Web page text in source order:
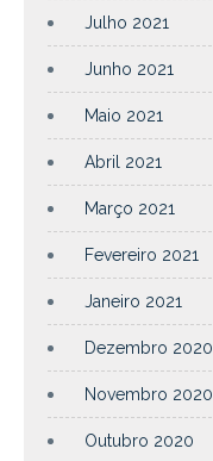
Julho 2021
Junho 2021
Maio 2021
Abril 2021
Março 2021
Fevereiro 2021
Janeiro 2021
Dezembro 2020
Novembro 2020
Outubro 2020